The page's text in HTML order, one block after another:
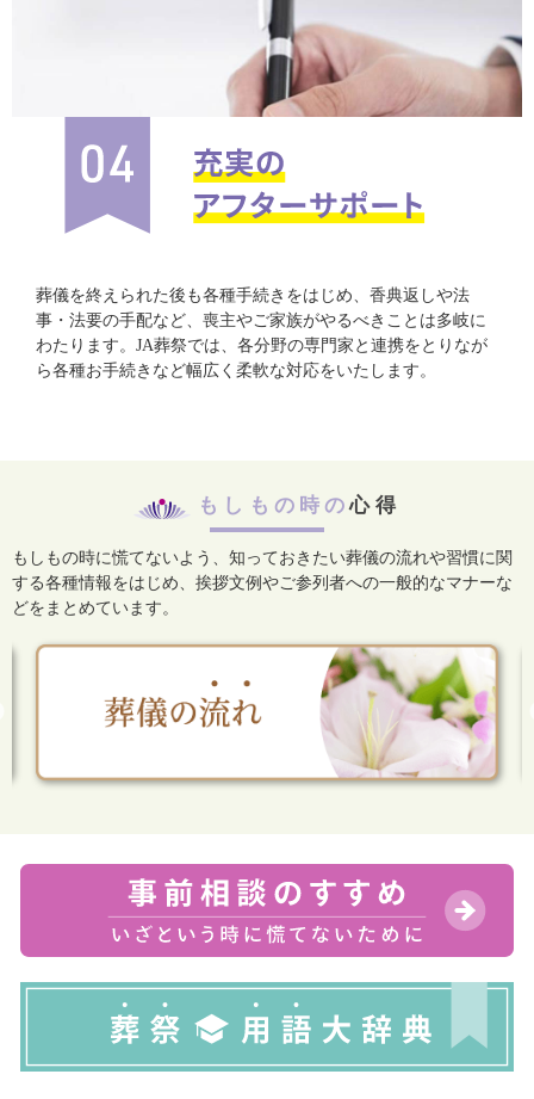
葬儀を終えられた後も各種手続きをはじめ、香典返しや法
事・法要の手配など、喪主やご家族がやるべきことは多岐に
わたります。JA葬祭では、各分野の専門家と連携をとりなが
ら各種お手続きなど幅広く柔軟な対応をいたします。
もしもの時の心得
もしもの時に慌てないよう、知っておきたい葬儀の流れや習慣に関
する各種情報をはじめ、 挨拶文例やご参列者への一般的なマナーな
どをまとめています。